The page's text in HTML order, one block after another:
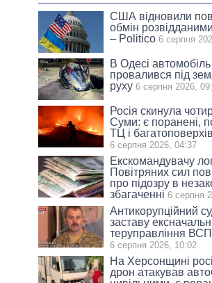
США відновили
обмін
– Politico 6 серпня
В Одесі автомобіль
провалився під
руху 6 серпня 2026,
Росія скинула
Суми: є поранені,
ТЦ і
6 серпня 2026, 04:37
Екскомандувачу
Повітряних сил
про підозру в
збагаченні 6 серпня
Антикорупційний
заставу
теруправління
6 серпня 2026, 10:02
На Херсонщині
дрон атакував